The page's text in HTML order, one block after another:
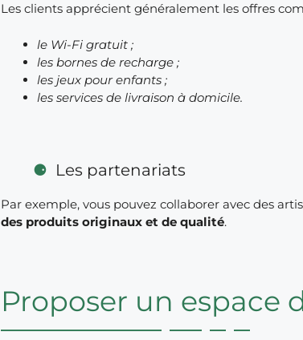
Les clients apprécient généralement les offres
le Wi-Fi gratuit ;
les bornes de recharge ;
les jeux pour enfants ;
les services de livraison à domicile.
Les partenariats
Par exemple, vous pouvez collaborer avec des
des produits originaux et de qualité.
Proposer un espace